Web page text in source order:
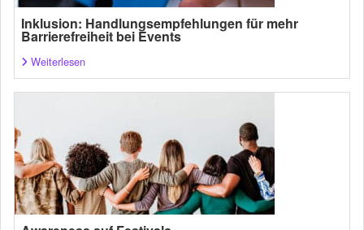
Inklusion: Handlungsempfehlungen für mehr
Barrierefreiheit bei Events
Weiterlesen